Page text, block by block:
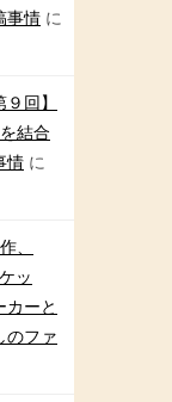
事情 に
回】
結合
情 に
、
ッ
カーと
のファ